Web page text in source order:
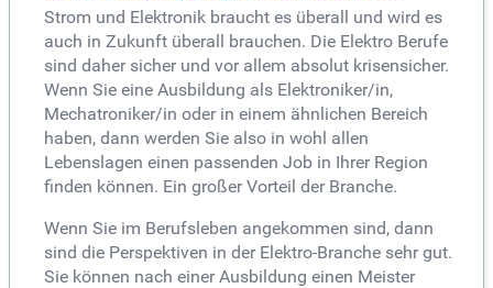
Strom und Elektronik braucht es überall und wird es
auch in Zukunft überall brauchen. Die Elektro Berufe
sind daher sicher und vor allem absolut krisensicher.
Wenn Sie eine Ausbildung als Elektroniker/in,
Mechatroniker/in oder in einem ähnlichen Bereich
haben, dann werden Sie also in wohl allen
Lebenslagen einen passenden Job in Ihrer Region
finden können. Ein großer Vorteil der Branche.
Wenn Sie im Berufsleben angekommen sind, dann
sind die Perspektiven in der Elektro-Branche sehr gut.
Sie können nach einer Ausbildung einen Meister